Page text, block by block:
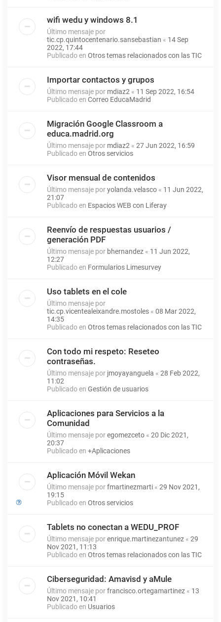
wifi wedu y windows 8.1
Último mensaje por
tic.cp.quintocentenario.sansebastian « 14 Sep
2022, 17:44
Publicado en Otros temas relacionados con las TIC
Importar contactos y grupos
Último mensaje por mdiaz2 « 11 Sep 2022, 16:54
Publicado en Correo EducaMadrid
Migración Google Classroom a
educa.madrid.org
Último mensaje por mdiaz2 « 27 Jun 2022, 16:59
Publicado en Otros servicios
Visor mensual de contenidos
Último mensaje poryolanda.velasco « 11 Jun 2022,
21:07
Publicado en Espacios WEB con Liferay
Reenvío de respuestas usuarios /
generación PDF
Último mensaje por bhernandez « 11 Jun 2022,
12:27
Publicado en Formularios Limesurvey
Uso tablets en el cole
Último mensaje por
tic.cp.vicentealeixandre.mostoles « 08 Mar 2022,
14:35
Publicado en Otros temas relacionados con las TIC
Con todo mi respeto: Reseteo
contraseñas.
Último mensaje por jmoyayanguela « 28 Feb 2022,
11:02
Publicado en Gestión de usuarios
Aplicaciones para Servicios a la
Comunidad
Último mensaje poregomezceto « 20 Dic 2021,
20:37
Publicado en +Aplicaciones
Aplicación Móvil Wekan
Último mensaje porfmartinezmarti « 29 Nov 2021,
19:15
Publicado en Otros servicios
Tablets no conectan a WEDU_PROF
Último mensaje porenrique.martinezantunez « 29
Nov 2021, 11:13
Publicado en Otros temas relacionados con las TIC
Ciberseguridad: Amavisd y aMule
Último mensaje porfrancisco.ortegamartinez « 13
Nov 2021, 10:41
Publicado en Usuarios